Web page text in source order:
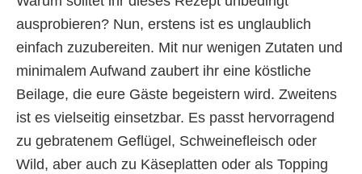
ausprobieren? Nun, erstens ist es unglaublich
einfach zuzubereiten. Mit nur wenigen Zutaten und
minimalem Aufwand zaubert ihr eine köstliche
Beilage, die eure Gäste begeistern wird. Zweitens
ist es vielseitig einsetzbar. Es passt hervorragend
zu gebratenem Geflügel, Schweinefleisch oder
Wild, aber auch zu Käseplatten oder als Topping